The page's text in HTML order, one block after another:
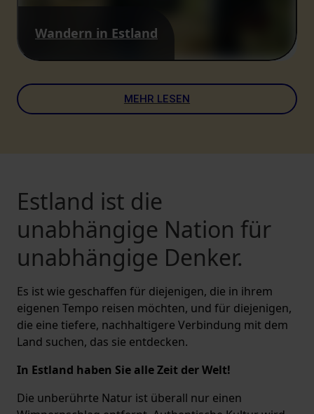
Wandern in Estland
MEHR LESEN
Estland ist die
unabhängige Nation für
unabhängige Denker.
Es ist wie geschaffen für diejenigen, die in ihrem
eigenen Tempo reisen möchten, und für diejenigen,
die eine tiefere, nachhaltigere Verbindung mit dem
Land suchen, das sie entdecken.
In Estland haben Sie alle Zeit der Welt!
Die unberührte Natur ist überall nur einen